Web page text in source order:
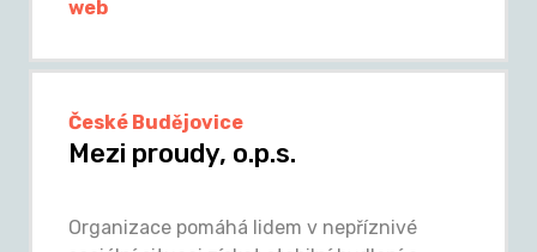
web
České Budějovice
Mezi proudy, o.p.s.
Organizace pomáhá lidem v nepříznivé